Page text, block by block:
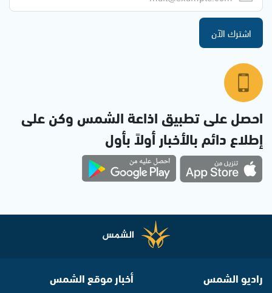
اشترك الآن
احصل على تطبيق اذاعة الشمس وكن على
إطلاع دائم بالأخبار أولاً بأول
راديو الشمس أخبار موقع الشمس